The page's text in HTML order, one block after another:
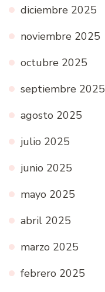
diciembre 2025
noviembre 2025
octubre 2025
septiembre 2025
agosto 2025
julio 2025
junio 2025
mayo 2025
abril 2025
marzo 2025
febrero 2025